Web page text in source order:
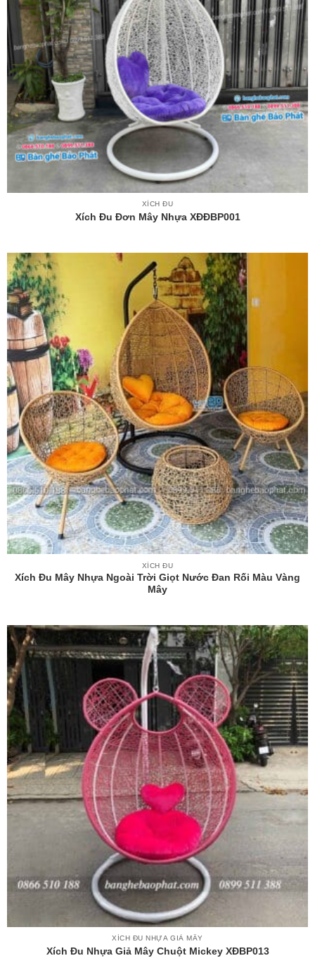
XÍCH ĐU
Xích Đu Đơn Mây Nhựa XĐĐBP001
XÍCH ĐU
Xích Đu Mây Nhựa Ngoài Trời Giọt Nước Đan Rối Màu Vàng
Mây
XÍCH ĐU NHỰA GIẢ MÂY
Xích Đu Nhựa Giả Mây Chuột Mickey XĐBP013